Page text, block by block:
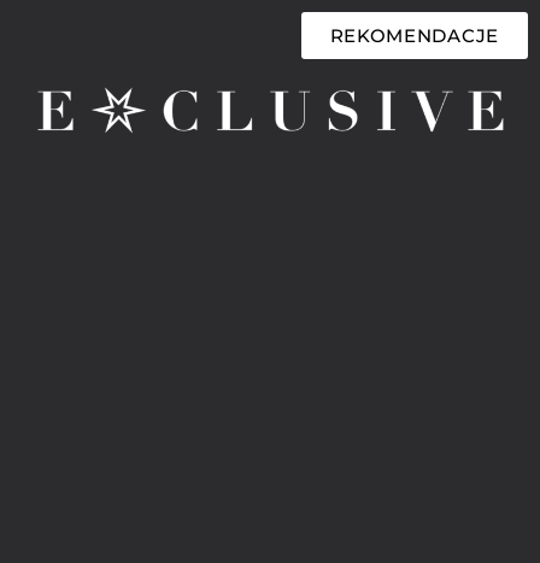
REKOMENDACJE